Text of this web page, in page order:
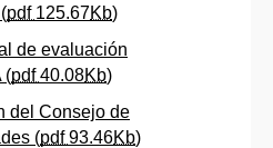
pdf 125.67Kb)(Abre una nueva
de evaluación
(pdf40.08Kb)(Abre una nueva
del Consejo de
(pdf93.46Kb)(Abre una